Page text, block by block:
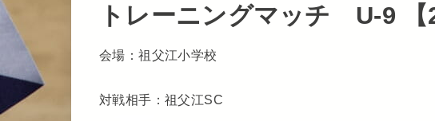
トレーニングマッチ U-9 【
会場：祖父江小学校
対戦相手：祖父江SC